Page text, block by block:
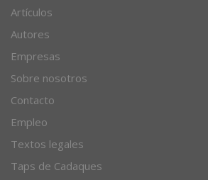
Artículos
Autores
Empresas
Sobre nosotros
Contacto
Empleo
Textos legales
Taps de Cadaques